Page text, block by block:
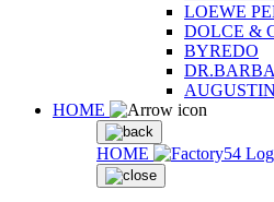
LOEWE
DOLCE &
BYREDO
HOME
HOME